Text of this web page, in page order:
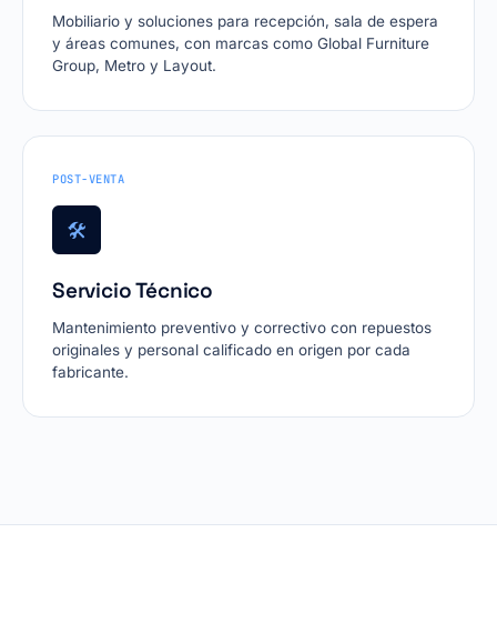
Mobiliario y soluciones para recepción, sala de espera
y áreas comunes, con marcas como Global Furniture
Group, Metro y Layout.
POST-VENTA
🛠
Servicio Técnico
Mantenimiento preventivo y correctivo con repuestos
originales y personal calificado en origen por cada
fabricante.